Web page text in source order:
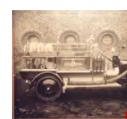
Foto
album
overslaan